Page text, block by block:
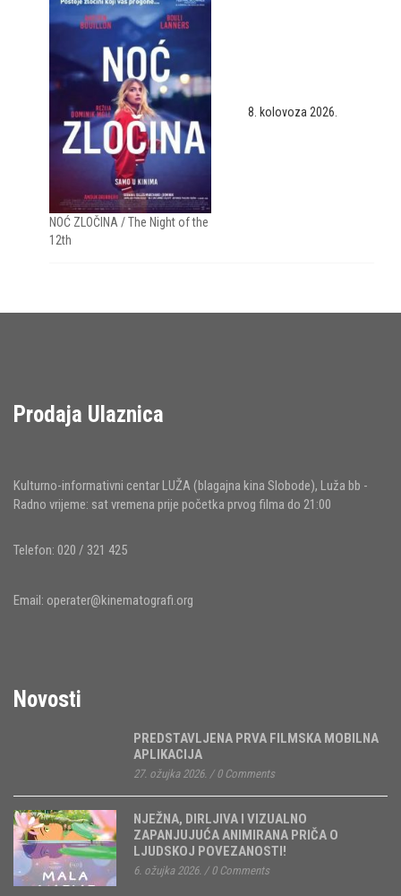
NOĆ ZLOČINA / The Night of the
12th
8. kolovoza 2026.
Prodaja Ulaznica
Kulturno-informativni centar LUŽA (blagajna kina Slobode), Luža bb -
Radno vrijeme: sat vremena prije početka prvog filma do 21:00
Telefon: 020 / 321 425
Email: operater@kinematografi.org
Novosti
PREDSTAVLJENA PRVA FILMSKA MOBILNA
APLIKACIJA
27. ožujka 2026. / 0 Comments
NJEŽNA, DIRLJIVA I VIZUALNO
ZAPANJUJUĆA ANIMIRANA PRIČA O
LJUDSKOJ POVEZANOSTI!
6. ožujka 2026. / 0 Comments